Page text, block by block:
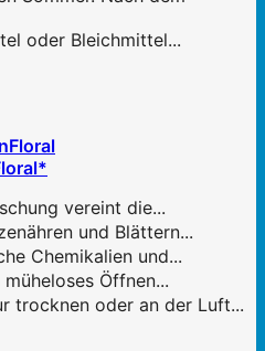
oder Bleichmittel...
vereint die...
und Blättern...
Chemikalien und...
Öffnen...
trocknen oder an der Luft...